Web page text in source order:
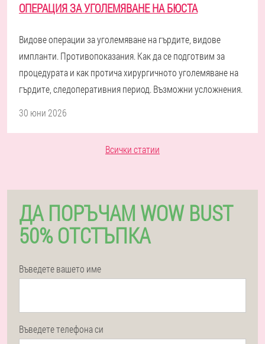
ОПЕРАЦИЯ ЗА УГОЛЕМЯВАНЕ НА БЮСТА
Видове операции за уголемяване на гърдите, видове
импланти. Противопоказания. Как да се подготвим за
процедурата и как протича хирургичното уголемяване на
гърдите, следоперативния период. Възможни усложнения.
30 юни 2026
Всички статии
ДА ПОРЪЧАМ WOW BUST
50% ОТСТЪПКА
Въведете вашето име
Въведете телефона си